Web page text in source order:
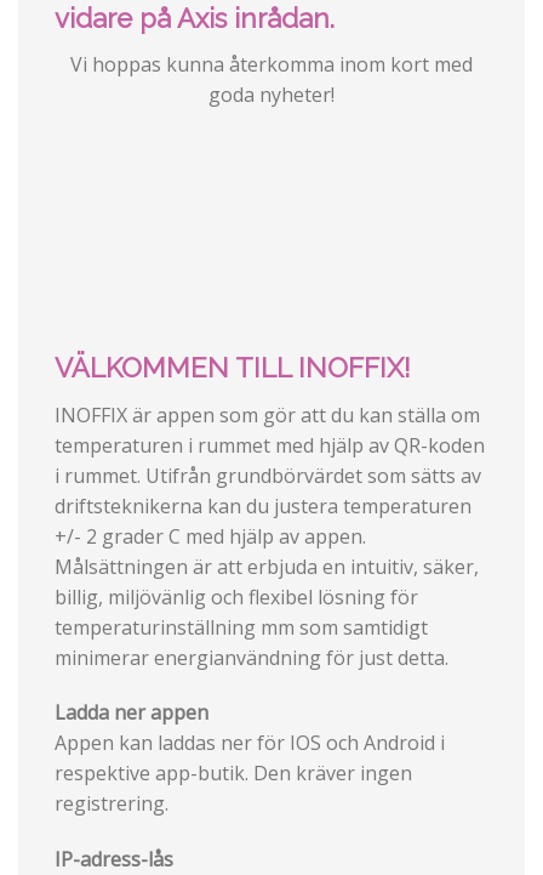
vidare på Axis inrådan.
Vi hoppas kunna återkomma inom kort med
goda nyheter!
VÄLKOMMEN TILL INOFFIX!
INOFFIX är appen som gör att du kan ställa om
temperaturen i rummet med hjälp av QR-koden
i rummet. Utifrån grundbörvärdet som sätts av
driftsteknikerna kan du justera temperaturen
+/- 2 grader C med hjälp av appen.
Målsättningen är att erbjuda en intuitiv, säker,
billig, miljövänlig och flexibel lösning för
temperaturinställning mm som samtidigt
minimerar energianvändning för just detta.
Ladda ner appen
Appen kan laddas ner för IOS och Android i
respektive app-butik. Den kräver ingen
registrering.
IP-adress-lås